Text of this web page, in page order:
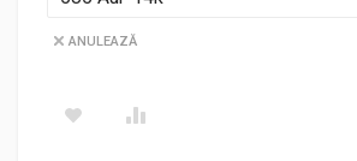
ANULEAZĂ